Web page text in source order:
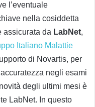
l’eventuale
nella cosiddetta
assicurata da LabNet,
Italiano Malattie
di Novartis, per
negli esami
degli ultimi mesi è
LabNet. In questo